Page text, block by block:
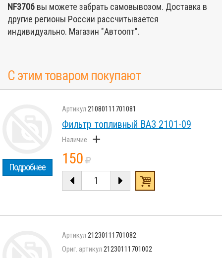
NF3706 вы можете забрать самовывозом. Доставка в
другие регионы России рассчитывается
индивидуально. Магазин "Автоопт".
С этим товаром покупают
Подробнее
21080111701081
Фильтр топливный ВАЗ 2101-09
+
150
21230111701082
21230111701002